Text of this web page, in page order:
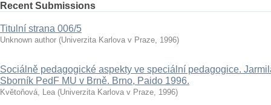
Recent Submissions
Titulní strana 006/5
Unknown author (Univerzita Karlova v Praze, 1996)
Sociálně pedagogické aspekty ve speciální pedagogice.
Sborník PedF MU v Brně. Brno, Paido 1996.
Květoňová, Lea (Univerzita Karlova v Praze, 1996)